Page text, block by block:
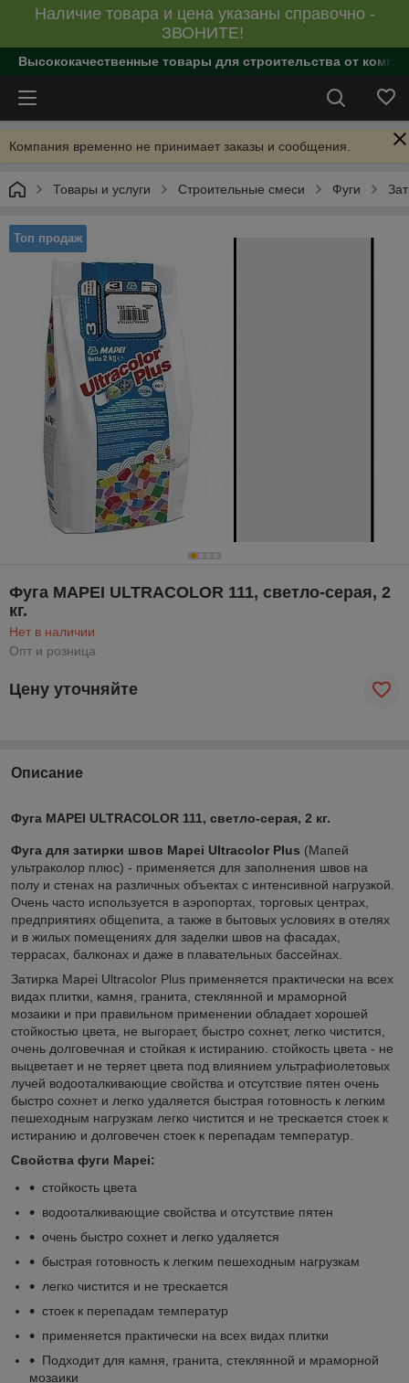
Наличие товара и цена указаны справочно -
ЗВОНИТЕ!
Высококачественные товары для строительства от
Компания временно не принимает заказы и сообщения.
Товары и услуги Строительные смеси Фуги
Топ продаж
Фуга MAPEI ULTRACOLOR 111, светло-серая, 2
кг.
Нет в наличии
Опт и розница
Цену уточняйте
Описание
Фуга MAPEI ULTRACOLOR 111, светло-серая, 2 кг.
Фуга для затирки швов Mapei Ultracolor Plus (Мапей
ультраколор плюс) - применяется для заполнения швов на
полу и стенах на различных объектах с интенсивной нагрузкой.
Очень часто используется в аэропортах, торговых центрах,
предприятиях общепита, а также в бытовых условиях в отелях
и в жилых помещениях для заделки швов на фасадах,
террасах, балконах и даже в плавательных бассейнах.
Затирка Mapei Ultracolor Plus применяется практически на всех
видах плитки, камня, гранита, стеклянной и мраморной
мозаики и при правильном применении обладает хорошей
стойкостью цвета, не выгорает, быстро сохнет, легко чистится,
очень долговечная и стойкая к истиранию. стойкость цвета - не
выцветает и не теряет цвета под влиянием ультрафиолетовых
лучей водооталкивающие свойства и отсутствие пятен очень
быстро сохнет и легко удаляется быстрая готовность к легким
пешеходным нагрузкам легко чистится и не трескается стоек к
истиранию и долговечен стоек к перепадам температур.
Свойства фуги Mapei:
стойкость цвета
водооталкивающие свойства и отсутствие пятен
очень быстро сохнет и легко удаляется
быстрая готовность к легким пешеходным нагрузкам
легко чистится и не трескается
стоек к перепадам температур
применяется практически на всех видах плитки
Подходит для камня, гранита, стеклянной и мраморной
мозаики